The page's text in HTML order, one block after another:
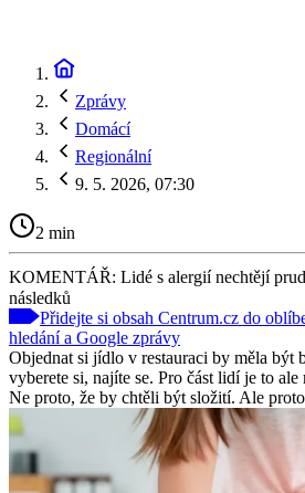
Zprávy
Domácí
Regionální
9. 5. 2026, 07:30
2 min
KOMENTÁŘ: Lidé s alergií nechtějí
následků
Přidejte si obsah Centrum.cz do
hledání a Google zprávy
Objednat si jídlo v restauraci by měla být
vyberete si, najíte se. Pro část lidí je to
Ne proto, že by chtěli být složití. Ale